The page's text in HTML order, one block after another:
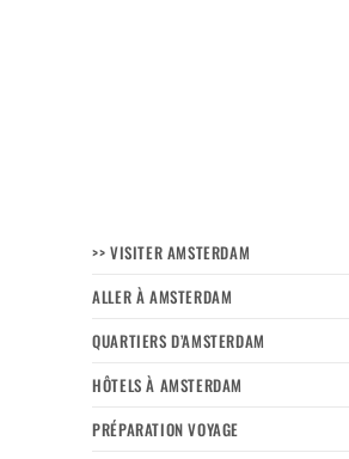
>> VISITER AMSTERDAM
ALLER À AMSTERDAM
QUARTIERS D’AMSTERDAM
HÔTELS À AMSTERDAM
PRÉPARATION VOYAGE